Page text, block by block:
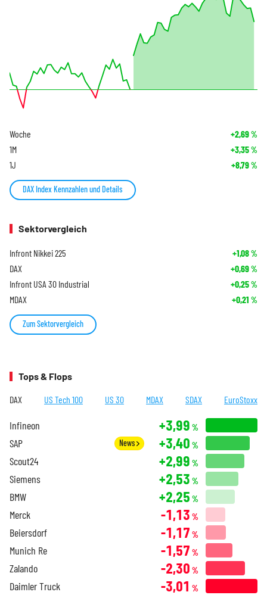
Woche +2,69%
1M +3,35%
1J +8,79%
DAX Index Kennzahlen und Details
Sektorvergleich
Infront Nikkei 225 +1,08%
DAX +0,69%
Infront USA 30 Industrial +0,25%
MDAX +0,21 %
Zum Sektorvergleich
Tops & Flops
DAX US Tech 100 US 30 MDAX SDAX EuroStoxx
Infineon +3,99 %
SAP News +3,40 %
Scout24 +2,99 %
Siemens +2,53 %
BMW +2,25 %
Merck -1,13 %
Beiersdorf -1,17 %
Munich Re -1,57 %
Zalando -2,30 %
Daimler Truck -3,01 %